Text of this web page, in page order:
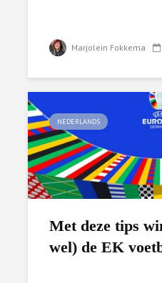
Marjolein Fokkema
NEDERLANDS
Met deze tips
wel) de EK